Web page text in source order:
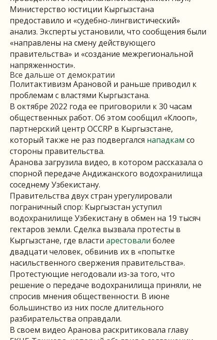
Министерство юстиции Кыргызстана
предоставило и «судебно-лингвистический»
анализ. Эксперты установили, что сообщения были
«направлены на смену действующего
правительства» и «создание межрегиональной
напряженности».
Все дальше от демократии
Политактивизм Арановой и раньше приводил к
проблемам с властями Кыргызстана.
В октябре 2022 года ее приговорили к 30 часам
общественных работ. Об этом сообщил «Клооп»,
партнерский центр OCCRP в Кыргызстане,
который также не раз подвергался нападкам со
стороны правительства.
Аранова загрузила видео, в котором рассказала о
спорной передаче Андижанского водохранилища
соседнему Узбекистану.
Правительства двух стран урегулировали
пограничный спор: Кыргызстан уступил
водохранилище Узбекистану в обмен на 19 тысяч
гектаров земли. Сделка вызвала протесты в
Кыргызстане, где власти арестовали более
двадцати человек, обвинив их в «попытке
насильственного свержения правительства».
Протестующие негодовали из-за того, что
решение о передаче водохранилища приняли, не
спросив мнения общественности. В июне
большинство из них после длительного
разбирательства оправдали.
В своем видео Аранова раскритиковала главу